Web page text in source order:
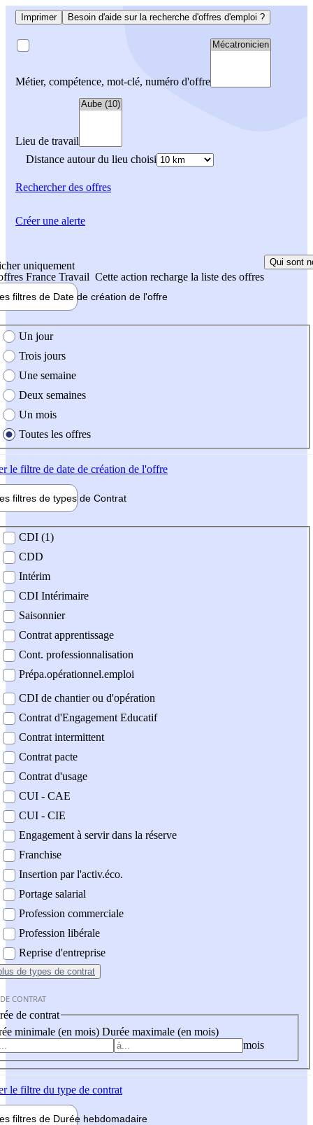
Imprimer Besoin d'aide sur la recherche d'offres d'emploi ?
Métier, compétence, mot-clé, numéro d'offre
Lieu de travail
Distance autour du lieu choisi
Rechercherdes offres
uniquement
France Travail Cette action recharge la liste des offres
Qui sont
filtres de Date de création de l'offre
création de l'offre
Un jour
Trois jours
Une semaine
Deux semaines
Un mois
Toutes les offres
le filtre de date de création de l'offre
filtres de types de Contrat
contrat
CDI (1)
CDD
Intérim
CDI Intérimaire
Saisonnier
Contrat apprentissage
Cont. professionnalisation
Prépa.opérationnel.emploi
CDI de chantier ou d'opération
Contrat d'Engagement Educatif
Contrat intermittent
Contrat pacte
Contrat d'usage
CUI - CAE
CUI - CIE
Engagement à servir dans la réserve
Franchise
Insertion par l'activ.éco.
Portage salarial
Profession commerciale
Profession libérale
Reprise d'entreprise
de types de contrat
CONTRAT
de contrat
minimale (en mois) Durée maximale (en mois)
mois
le filtre du type de contrat
filtres de Durée hebdomadaire
Créer une alerte